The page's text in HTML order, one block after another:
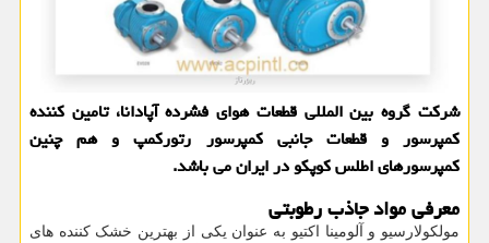
شرکت گروه بین المللی قطعات هوای فشرده آپادانا، تامین کننده
کمپرسور و قطعات جانبی کمپرسور رتورکمپ و هم چنین
کمپرسورهای اطلس کوپکو در ایران می باشد.
معرفی مواد جاذب رطوبتی
مولکولارسیو و آلومینا اکتیو به عنوان یکی از بهترین خشک‌ کننده ‌های